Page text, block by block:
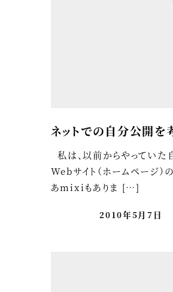
ネットでの自分公開を
私は、以前からやっていた
Webサイト（ホームページ）
あmixiもありま […]
2010年5月7日